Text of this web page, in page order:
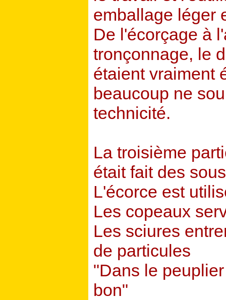
emballage léger
De l'écorçage à
tronçonnage, le
étaient vraiment
beaucoup ne
technicité.
La troisième
était fait des
L'écorce est
Les copeaux
Les sciures
de particules
"Dans le
bon"